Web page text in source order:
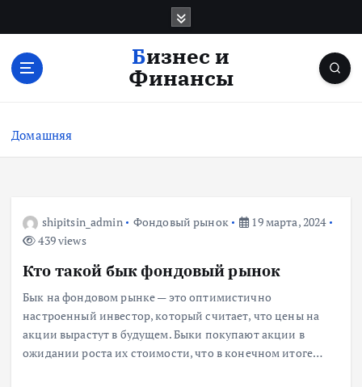
с
Бизнес и
Финансы
Домашняя
shipitsin_admin Фондовый рынок
19 марта, 2024
439 views
Кто такой бык фондовый рынок
Бык на фондовом рынке — это оптимистично
настроенный инвестор, который считает, что цены на
акции вырастут в будущем. Быки покупают акции в
ожидании роста их стоимости, что в конечном итоге…